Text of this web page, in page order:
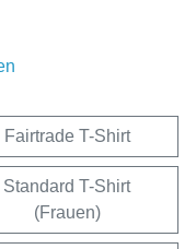
Fairtrade T-Shirt
Standard T-Shirt
(Frauen)